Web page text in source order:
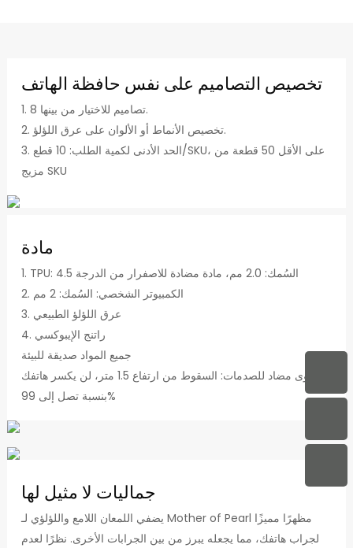
تخصيص التصاميم على نفس حافظة الهاتف
1. 8 تصاميم للاختيار من بينها.
2. تخصيص الأنماط أو الألوان على عرق اللؤلؤ.
3. الحد الأدنى لكمية الطلب: 10 قطع/SKU، على الأقل 50 قطعة من
مزيج SKU
مادة
1. TPU: السُمك: 2.0 مم، مادة مضادة للاصفرار من الدرجة 4.5
2. الكمبيوتر الشخصي: السُمك: 2 مم
3. عرق اللؤلؤ الطبيعي
4. راتنج الإيبوكسي
مستوى مضاد للصدمات: السقوط من ارتفاع 1.5 متر، لن يكسر هاتفك
بنسبة تصل إلى 99%
يضفي اللمعان اللامع واللؤلؤي لـ Mother of Pearl مظهرًا مميزًا
لجراب هاتفك، مما يجعله يبرز من بين الجرابات الأخرى. نظرًا لعدم